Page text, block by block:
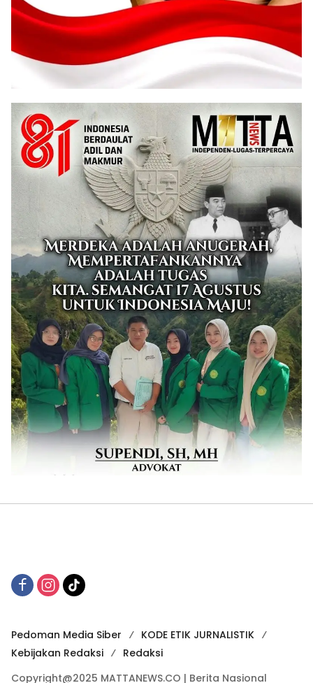
Pedoman Media Siber
KODE ETIK JURNALISTIK
Kebijakan Redaksi
Redaksi
Copyright@2025 MATTANEWS.CO | Berita Nasional